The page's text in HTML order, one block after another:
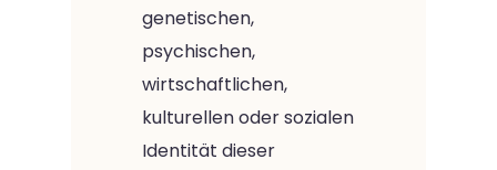
genetischen,
psychischen,
wirtschaftlichen,
kulturellen oder sozialen
Identität dieser